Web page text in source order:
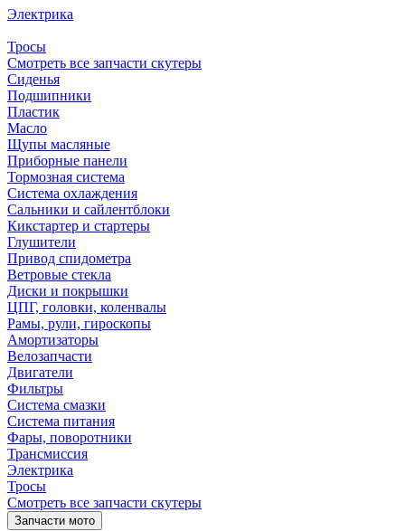
Электрика
Тросы
Смотреть все запчасти скутеры
Сиденья
Подшипники
Пластик
Масло
Щупы масляные
Приборные панели
Тормозная система
Система охлаждения
Сальники и сайлентблоки
Кикстартер и стартеры
Глушители
Привод спидометра
Ветровые стекла
Диски и покрышки
ЦПГ, головки, коленвалы
Рамы, рули, гироскопы
Амортизаторы
Велозапчасти
Двигатели
Фильтры
Система смазки
Система питания
Фары, поворотники
Трансмиссия
Электрика
Тросы
Смотреть все запчасти скутеры
Запчасти мото